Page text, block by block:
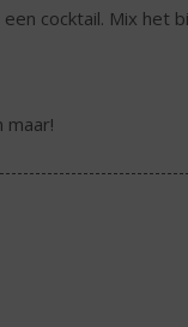
cocktail. Mix het
maar!